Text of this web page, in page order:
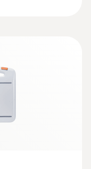
191
través del
los puntos
mediante
sencilla del